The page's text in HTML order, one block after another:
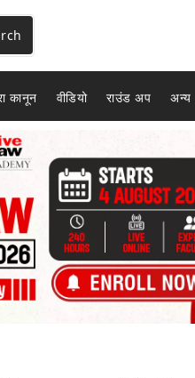
कानून वीडियो राउंड अप अन्य